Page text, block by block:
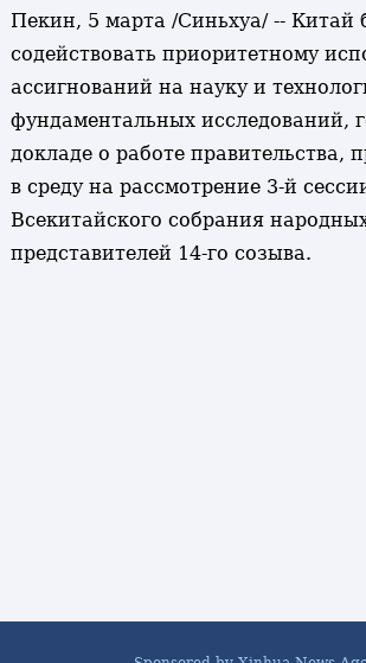
Пекин, 5 марта /Синьхуа/ -- Китай
содействовать приоритетному
ассигнований на науку и
фундаментальных исследований,
докладе о работе правительства,
в среду на рассмотрение 3-й
Всекитайского собрания
представителей 14-го созыва.